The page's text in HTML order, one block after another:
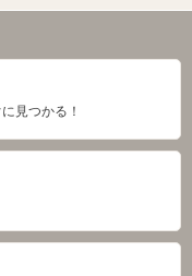
見つかる！